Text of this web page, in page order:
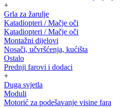
+
Grla za žarulje
Katadiopteri / Mačje oči
Katadiopteri / Mačje oči
Montažni dijelovi
Nosači, učvršćenja, kućišta
Ostalo
Prednji farovi i dodaci
+
Duga svjetla
Moduli
Motorić za podešavanje visine fara